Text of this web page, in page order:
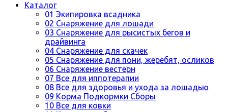
Каталог
01 Экипировка всадника
02 Снаряжение для лошади
03 Снаряжение для рысистых бегов и
драйвинга
04 Снаряжение для скачек
05 Снаряжение для пони, жеребят, осликов
06 Снаряжение вестерн
07 Все для иппотерапии
08 Все для здоровья и ухода за лошадью
09 Корма Подкормки Сборы
10 Все для ковки